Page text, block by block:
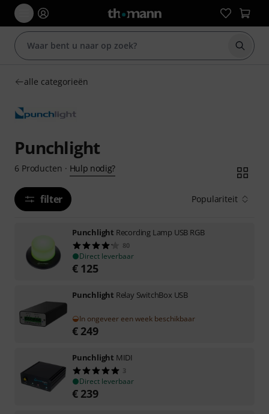
Zoek
alle categorieën
Punchlight
6 Producten · Hulp nodig?
filter Populariteit
Punchlight Recording Lamp USB RGB
80
Direct leverbaar
€ 125
Punchlight Relay SwitchBox USB
In ongeveer een week beschikbaar
€ 249
Punchlight MIDI
3
Direct leverbaar
€ 239